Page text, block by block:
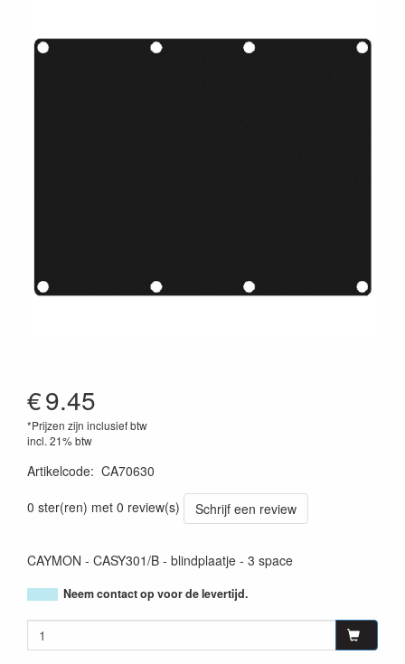
€9.45
*Prijzen zijn inclusief btw
incl. 21% btw
Artikelcode: CA70630
0 ster(ren) met 0 review(s)
Schrijf een review
CAYMON - CASY301/B - blindplaatje - 3 space
Neem contact op voor de levertijd.